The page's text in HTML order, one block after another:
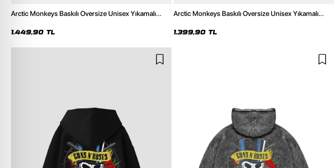
Arctic Monkeys Baskılı Oversize Unisex Yıkamalı
1.449,90 TL
Arctic Monkeys Baskılı Oversize Unisex Yıkamalı
1.399,90 TL